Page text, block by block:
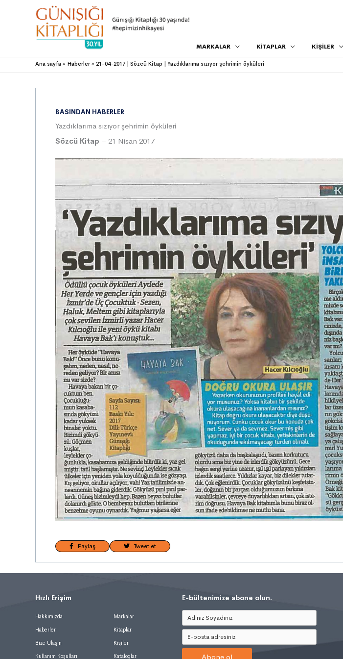
MARKALAR KİTAPLAR KİŞİLER
Ana sayfa Haberler 21-04-2017 | Sözcü Kitap | Yazdıklarıma sızıyor şehrimin öyküleri
BASINDAN HABERLER
Yazdıklarıma sızıyor şehrimin öyküleri
Sözcü Kitap – 21 Nisan 2017
Paylaş Tweet et
Hızlı Erişim
Hakkımızda
Haberler
Bize Ulaşın
Kullanım Koşulları
Markalar
Kitaplar
Kişiler
Kataloglar
E-bültenimize abone olun.
Abone ol